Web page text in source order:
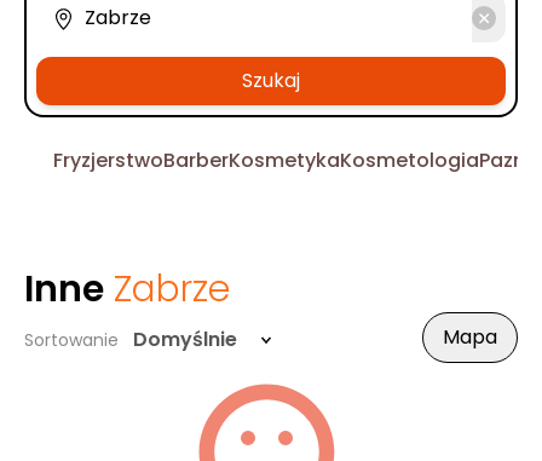
Szukaj
FryzjerstwoBarberKosmetykaKosmetologia
Inne Zabrze
Sortowanie Domyślnie Mapa